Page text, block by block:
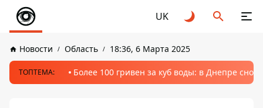
UK
Новости Область 18:36, 6 Марта 2025
ТОПТЕМА: Более 100 гривен за куб воды: в Днепре